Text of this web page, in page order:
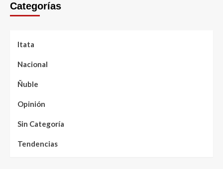
Categorías
Itata
Nacional
Ñuble
Opinión
Sin Categoría
Tendencias